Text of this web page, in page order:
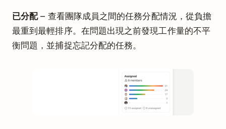
已分配– 查看團隊成員之間的任務分配情況，從負擔
最重到最輕排序。在問題出現之前發現工作量的不平
衡問題，並捕捉忘記分配的任務。